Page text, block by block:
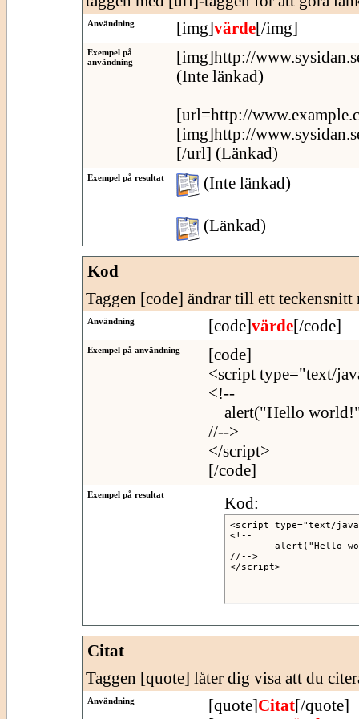
Användning [img]värde[/img]
Exempel på
användning
[img]http://
(Inte länkad)
[url=http://
[img]http://
[/url] (Länkad)
Exempel på resultat (Inte länkad)
(Länkad)
Kod
Taggen [code] ändrar till ett teckensnitt
Användning [code]värde[/code]
Exempel på användning
[code]
<script type="text/
<!--
alert("Hello
//-->
</script>
[/code]
Exempel på resultat Kod:
<script type="text/
<!--
//-->
</script>
Citat
Taggen [quote] låter dig visa att du
Användning [quote]Citat[/quote]